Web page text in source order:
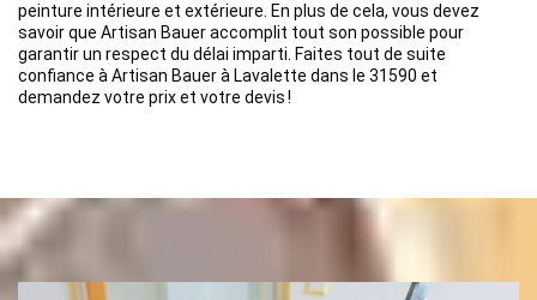
peinture intérieure et extérieure. En plus de cela, vous devez
savoir que Artisan Bauer accomplit tout son possible pour
garantir un respect du délai imparti. Faites tout de suite
confiance à Artisan Bauer à Lavalette dans le 31590 et
demandez votre prix et votre devis !